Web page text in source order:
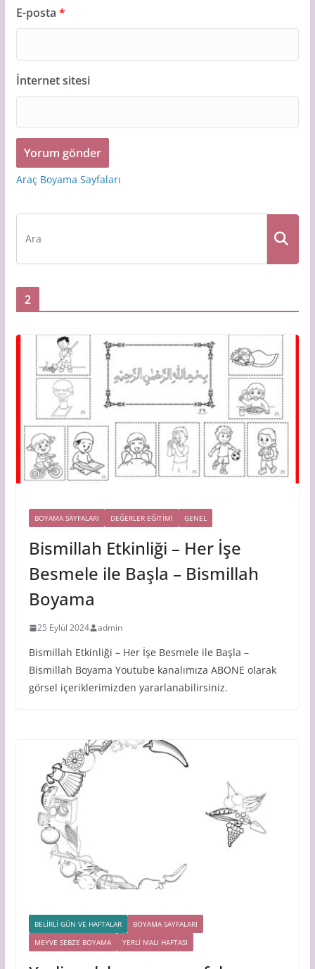
E-posta *
İnternet sitesi
Araç Boyama Sayfaları
2
BOYAMA SAYFALARI DEĞERLER EĞİTİMİ GENEL
Bismillah Etkinliği – Her İşe
Besmele ile Başla – Bismillah
Boyama
25 Eylül 2024 admin
Bismillah Etkinliği – Her İşe Besmele ile Başla –
Bismillah Boyama Youtube kanalımıza ABONE olarak
görsel içeriklerimizden yararlanabilirsiniz.
BELİRLİ GÜN VE HAFTALAR
BOYAMA SAYFALARI
MEYVE SEBZE BOYAMA
YERLİ MALI HAFTASI